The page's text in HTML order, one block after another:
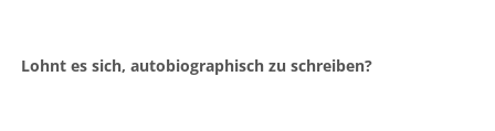
Lohnt es sich, autobiographisch zu schreiben?